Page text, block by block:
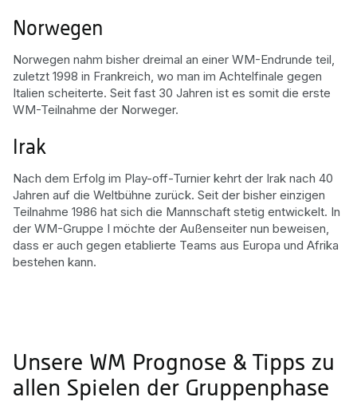
Norwegen
Norwegen nahm bisher dreimal an einer WM-Endrunde teil,
zuletzt 1998 in Frankreich, wo man im Achtelfinale gegen
Italien scheiterte. Seit fast 30 Jahren ist es somit die erste
WM-Teilnahme der Norweger.
Irak
Nach dem Erfolg im Play-off-Turnier kehrt der Irak nach 40
Jahren auf die Weltbühne zurück. Seit der bisher einzigen
Teilnahme 1986 hat sich die Mannschaft stetig entwickelt. In
der WM-Gruppe I möchte der Außenseiter nun beweisen,
dass er auch gegen etablierte Teams aus Europa und Afrika
bestehen kann.
Unsere WM Prognose & Tipps zu
allen Spielen der Gruppenphase